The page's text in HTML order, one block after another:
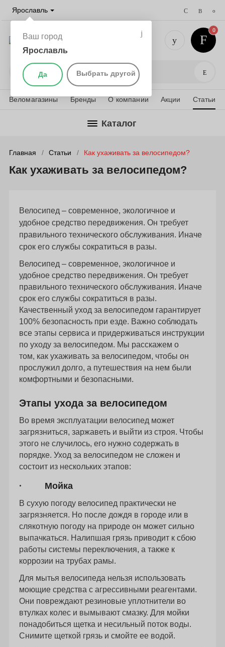
Ярославль
Ваш город
Ярославль
Да Выбрать другой Поиск
+7
0
Веломагазины Бренды О компании Акции Статьи
Каталог
Главная Статьи Как ухаживать за велосипедом?
Как ухаживать за велосипедом?
Велосипед – современное, экологичное и
удобное средство передвижения. Он требует
правильного технического обслуживания. Иначе
срок его службы сократиться в разы.
Велосипед – современное, экологичное и
удобное средство передвижения. Он требует
правильного технического обслуживания. Иначе
срок его службы сократиться в разы.
Качественный уход за велосипедом гарантирует
100% безопасность при езде. Важно соблюдать
все этапы сервиса и придерживаться инструкции
по уходу за велосипедом. Мы расскажем о
том, как ухаживать за велосипедом, чтобы он
прослужил долго, а путешествия на нем были
комфортными и безопасными.
Этапы ухода за велосипедом
Во время эксплуатации велосипед может
загрязниться, заржаветь и выйти из строя. Чтобы
этого не случилось, его нужно содержать в
порядке. Уход за велосипедом не сложен и
состоит из нескольких этапов:
· Мойка
В сухую погоду велосипед практически не
загрязняется. Но после дождя в городе или в
слякотную погоду на природе он может сильно
выпачкаться. Налипшая грязь приводит к сбою
работы системы переключения, а также к
коррозии на трубах рамы.
Для мытья велосипеда нельзя использовать
моющие средства с агрессивными реагентами.
Они повреждают резиновые уплотнители во
втулках колес и вымывают смазку. Для мойки
понадобиться щетка и несильный поток воды.
Снимите щеткой грязь и смойте ее водой.